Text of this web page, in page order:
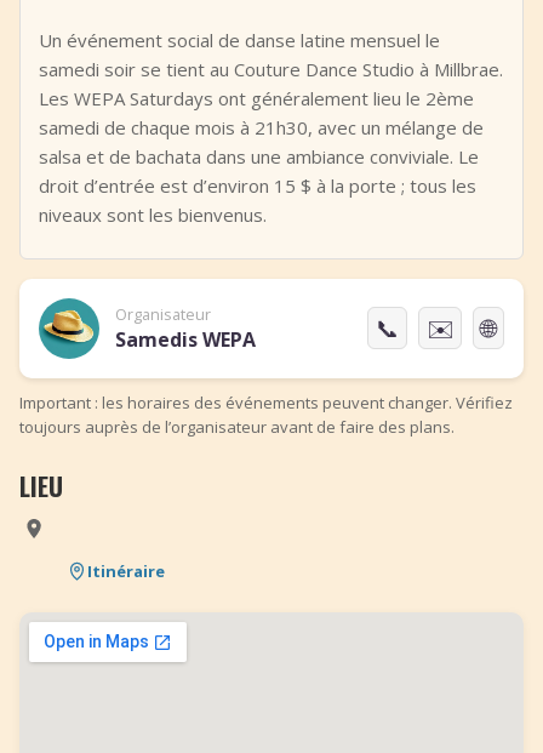
Ajouter un événement
Un événement social de danse latine mensuel le
samedi soir se tient au Couture Dance Studio à Millbrae.
Les WEPA Saturdays ont généralement lieu le 2ème
samedi de chaque mois à 21h30, avec un mélange de
salsa et de bachata dans une ambiance conviviale. Le
droit d’entrée est d’environ 15 $ à la porte ; tous les
niveaux sont les bienvenus.
Organisateur
Samedis WEPA 📞 ✉️ 🌐
Important : les horaires des événements peuvent changer. Vérifiez
toujours auprès de l’organisateur avant de faire des plans.
LIEU
Itinéraire